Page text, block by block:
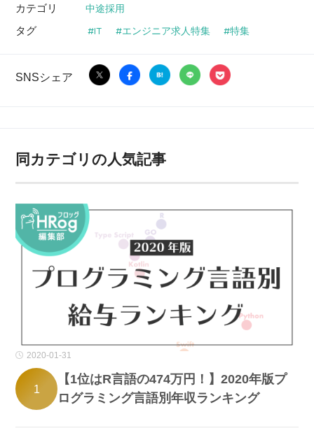
カテゴリ 中途採用
タグ IT エンジニア求人特集 特集
SNSシェア
同カテゴリの人気記事
2020-01-31
1
【1位はR言語の474万円！】2020年版プ
ログラミング言語別年収ランキング